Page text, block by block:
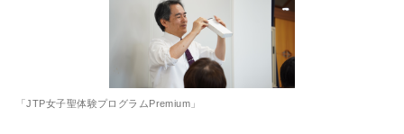
「JTP女子聖体験プログラムPremium」